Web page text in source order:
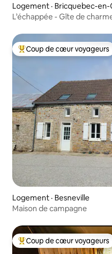
Logement · Bricquebec-
L’échappée - Gîte de
Coup de cœur voyageurs
Coup de cœur voyageurs
Logement · Besneville
Maison de campagne
Coup de cœur voyageurs
Coup de cœur voyageurs